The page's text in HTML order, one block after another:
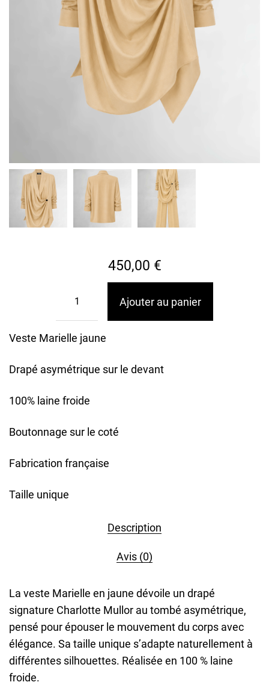
450,00 €
Veste Marielle jaune
Drapé asymétrique sur le devant
100% laine froide
Boutonnage sur le coté
Fabrication française
Taille unique
Ajouter au panier
Description
Avis (0)
La veste Marielle en jaune dévoile un drapé
signature Charlotte Mullor au tombé asymétrique,
pensé pour épouser le mouvement du corps avec
élégance. Sa taille unique s’adapte naturellement à
différentes silhouettes. Réalisée en 100 % laine
froide.